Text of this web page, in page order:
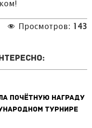
Просмотров: 143
почётную награду
турнире